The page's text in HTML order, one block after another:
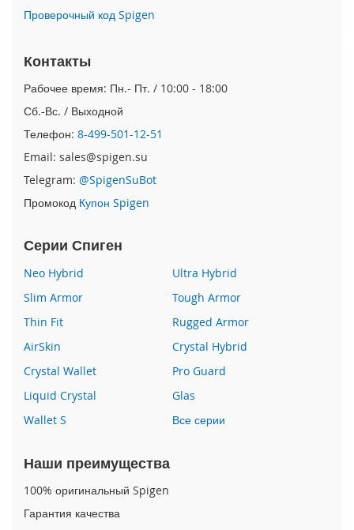
i
o
n
e
A
i
r
i
P
h
e
7
P
h
o
n
1
6
P
o
a
Проверочный код Spigen
Контакты
Рабочее время: Пн.- Пт. / 10:00 - 18:00
Сб.-Вс. / Выходной
Телефон: 8-499-501-12-51
Email: sales@spigen.su
Telegram: @SpigenSuBot
Промокод Купон Spigen
Серии Спиген
Neo Hybrid
Ultra Hybrid
Slim Armor
Tough Armor
Thin Fit
Rugged Armor
AirSkin
Crystal Hybrid
Crystal Wallet
Pro Guard
Liquid Crystal
Glas
Wallet S
Все серии
Наши преимущества
100% оригинальный Spigen
Гарантия качества